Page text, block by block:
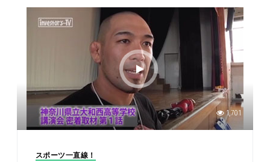
1,701
スポーツ一直線！